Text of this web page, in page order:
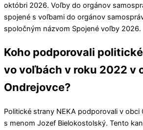
októbri 2026. Voľby do orgánov
spojené s voľbami do orgánov
spoločným názvom Spojené voľby 2026.
Koho podporovali
vo voľbách v roku 2022 v
Ondrejovce?
Politické strany NEKA podporovali v obci
s menom Jozef Bielokostolský. Tento